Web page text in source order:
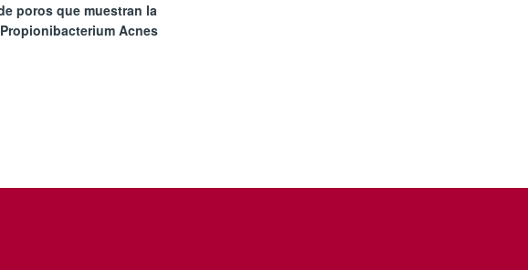
poros que muestran la
Acnes